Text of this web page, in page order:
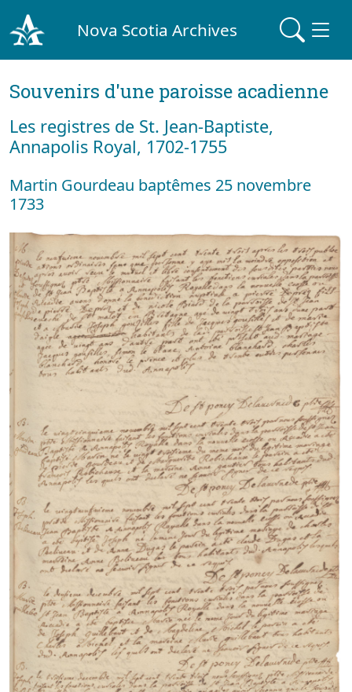
Nova Scotia Archives
Souvenirs d'une paroisse acadienne
Les registres de St. Jean-Baptiste,
Annapolis Royal, 1702-1755
Martin Gourdeau baptêmes 25 novembre
1733